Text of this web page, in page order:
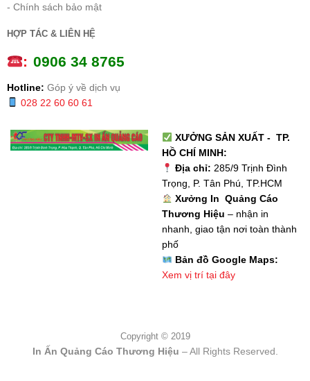
- Chính sách bảo mật
HỢP TÁC & LIÊN HỆ
: 0906 34 8765
Hotline: Góp ý về dịch vụ
028 22 60 60 61
XƯỞNG SẢN XUẤT - TP.
HỒ CHÍ MINH:
Địa chỉ: 285/9 Trịnh Đình
Trọng, P. Tân Phú, TP.HCM
Xưởng In Quảng Cáo
Thương Hiệu – nhận in
nhanh, giao tận nơi toàn thành
phố
Bản đồ Google Maps:
Xem vị trí tại đây
Copyright © 2019
In Ấn Quảng Cáo Thương Hiệu – All Rights Reserved.